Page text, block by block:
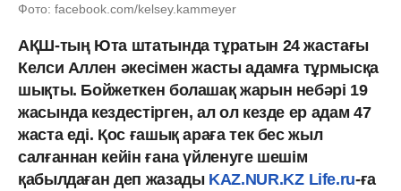
Фото: facebook.com/kelsey.kammeyer
АҚШ-тың Юта штатында тұратын 24 жастағы
Келси Аллен әкесімен жасты адамға тұрмысқа
шықты. Бойжеткен болашақ жарын небәрі 19
жасында кездестірген, ал ол кезде ер адам 47
жаста еді. Қос ғашық араға тек бес жыл
салғаннан кейін ғана үйленуге шешім
қабылдаған деп жазады KAZ.NUR.KZ Life.ru-ға